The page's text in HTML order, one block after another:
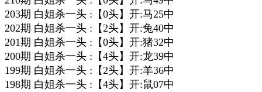
203期 白姐杀一头 :【0头】开:马25中
202期 白姐杀一头 :【2头】开:兔40中
201期 白姐杀一头 :【0头】开:猪32中
200期 白姐杀一头 :【4头】开:龙39中
199期 白姐杀一头 :【2头】开:羊36中
198期 白姐杀一头 :【4头】开:鼠07中